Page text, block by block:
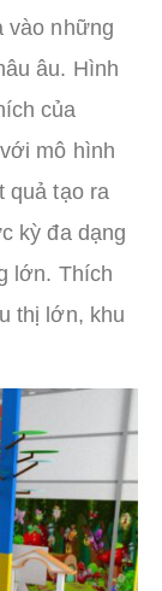
vào những
âu. Hình
của
mô hình
quả tạo ra
kỳ đa dạng
lớn. Thích
thị lớn, khu